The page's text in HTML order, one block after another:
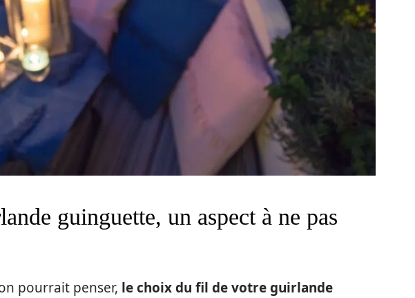
guinguette, un aspect à ne pas
pourrait penser, le choix du fil de votre guirlande